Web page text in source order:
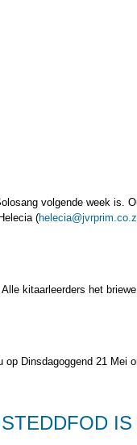
volgende week is.
(
kitaarleerders het
op Dinsdagoggend 21 Mei